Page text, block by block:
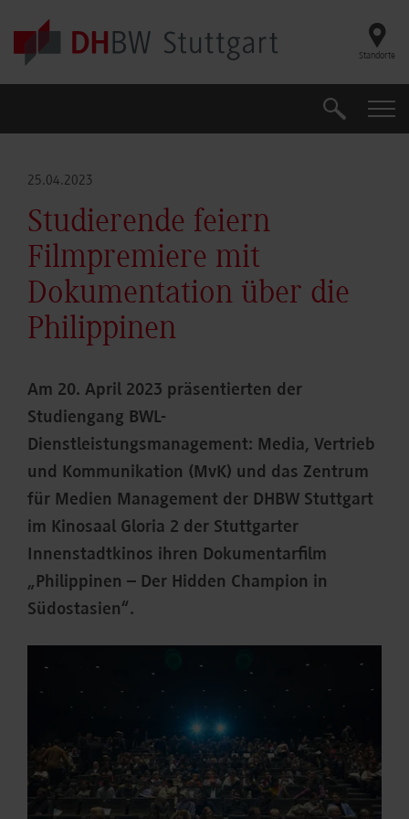
Skip to main content
Standorte
Suche
25.04.2023
Studierende feiern
Filmpremiere mit
Dokumentation über die
Philippinen
Am 20. April 2023 präsentierten der
Studiengang BWL-
Dienstleistungsmanagement: Media, Vertrieb
und Kommunikation (MvK) und das Zentrum
für Medien Management der DHBW Stuttgart
im Kinosaal Gloria 2 der Stuttgarter
Innenstadtkinos ihren Dokumentarfilm
„Philippinen – Der Hidden Champion in
Südostasien“.